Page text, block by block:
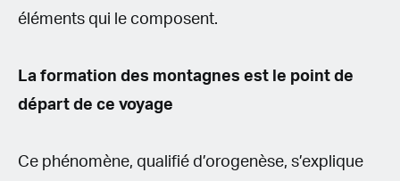
éléments qui le composent.
La formation des montagnes est le point de
départ de ce voyage
Ce phénomène, qualifié d’orogenèse, s’explique